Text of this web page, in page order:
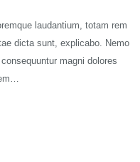
laudantium, totam rem
dicta sunt, explicabo. Nemo
magni dolores